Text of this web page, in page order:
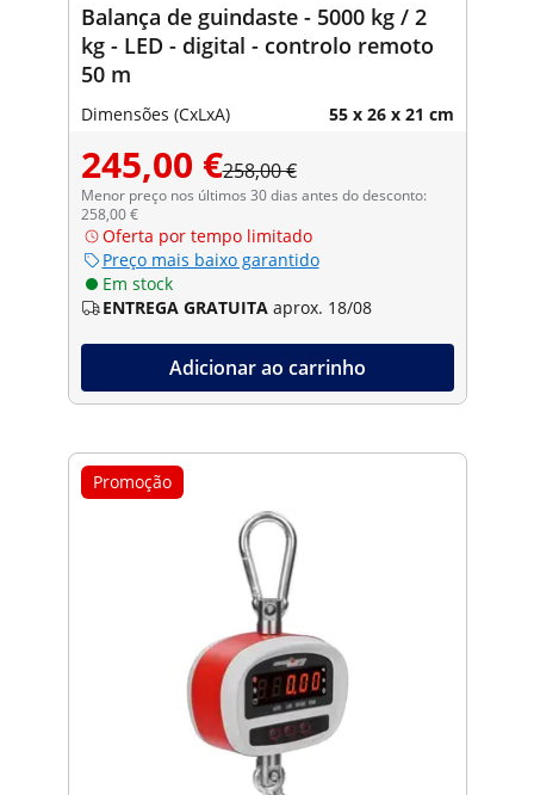
Balança de guindaste - 5000 kg / 2
kg - LED - digital - controlo remoto
50 m
Dimensões (CxLxA) 55 x 26 x 21 cm
245,00 €258,00 €
Menor preço nos últimos 30 dias antes do desconto:
258,00 €
Oferta por tempo limitado
Preço mais baixo garantido
Em stock
ENTREGA GRATUITA aprox. 18/08
Adicionar ao carrinho
Promoção